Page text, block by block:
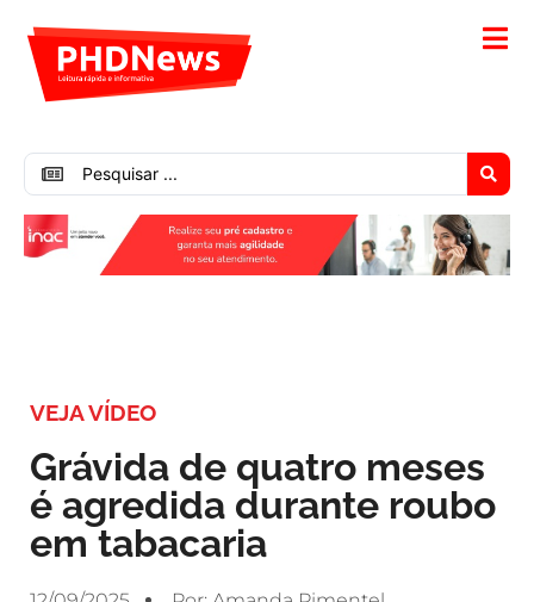
VEJA VÍDEO
Grávida de quatro meses
é agredida durante roubo
em tabacaria